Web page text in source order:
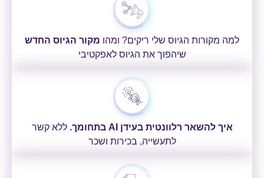
למה מקורות הגיוס שלי ריקים? ומהו מקור הגיוס החדש
שיהפוך את הגיוס לאפקטיבי
איך להשאר רלוונטית בעידן AI בתחומך.
ללא קשר
לתעשייה, בכירות ושכר